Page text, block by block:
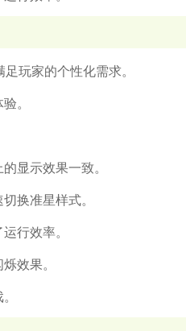
玩家的个性化需求。
。
显示效果一致。
换准星样式。
行效率。
效果。